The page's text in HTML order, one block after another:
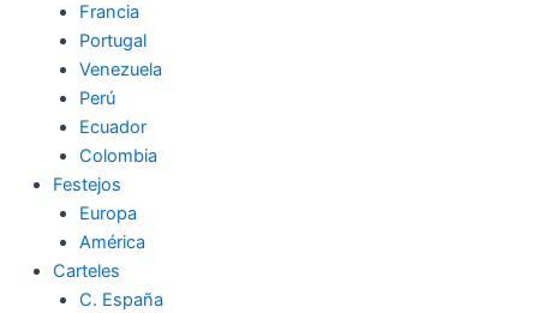
Francia
Portugal
Venezuela
Perú
Ecuador
Colombia
Festejos
Europa
América
Carteles
C. España